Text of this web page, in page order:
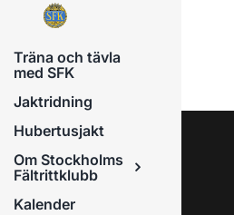
Fortsätt
innehållet
Träna och tävla
med SFK
Jaktridning
Hubertusjakt
Om Stockholms
Fältrittklubb
Kalender